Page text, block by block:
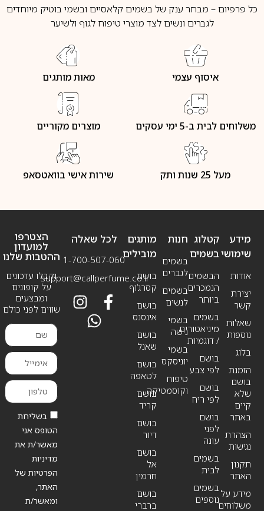
כל פרפיום – מבחר ענק של בשמים קלאסיים ובשמי בוטיק מיוחדים
לגברים ונשים לצד מוצרי טיפוח לגוף ולשיער
איסוף עצמי מאות מותגים
משלוחים לבית ב-5 ימי עסקים מוצרים מקוריים
מעל 25 שנות ותק שירות אישי בוואטסאפ
מידע
שימושי
אודות
יצירת
קשר
שאלות
נוספות
בלוג
הזמנת
בושם
שלא
קיים
באתר
הצהרת
נגישות
תקנון
האתר
מידע על
משלוחים
חנות
בשמים
לגברים
בשמים
לנשים
בשמי
נישה
בשמי
יוניסקס
טיפוח
וקוסמטיקה
קטלוג
בשמים
הבשמים
הנמכרים
ביותר
בשמים
מיניאטורים
/ דוגמיות
בושם
לפי צבע
בושם
לפי ריח
בושם
לפני
עונה
בשמים
לבית
בשמים
נוספים
מותגים
מובילים
בושם
קסרג’וף
בושם
אינסנס
בושם
שאנל
בושם
לטאפה
בושם
קריד
בושם
דיור
בושם
אל
חרמין
בושם
ברברי
לכל שאלה
1-700-507-060
support@callperfume.co.il
הצטרפו
למועדון
ההטבות שלנו
וקבלו עדכונים
על קופונים
ומבצעים
שווים לפני כולם
בשליחת
הטופס אני
מאשר/ת את
מדיניות
הפרטיות של
האתר,
ומאשר/ת